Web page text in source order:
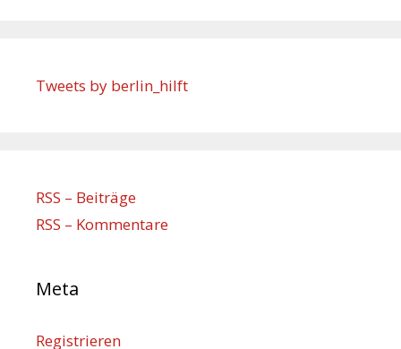
Tweets by berlin_hilft
RSS – Beiträge
RSS – Kommentare
Meta
Registrieren